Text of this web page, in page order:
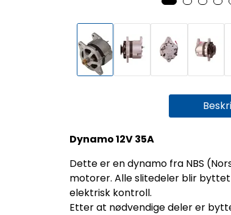
Dynamo 12V 35A
Dette er en dynamo fra NBS
motorer. Alle slitedeler blir
elektrisk kontroll.
Etter at nødvendige deler er